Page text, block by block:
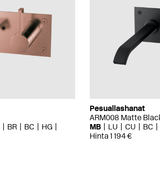
BR BC
HG
Pesuallashanat
ARM008 Matte
MB
LU CU BC
Hinta 1 194 €